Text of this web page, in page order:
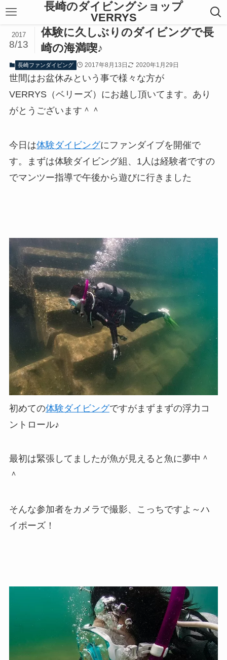
長崎のダイビングショップ
VERRYS
体験に久しぶりのダイビングで長
崎の海満喫♪
2017
8/13
長崎ファンダイビング 2017年8月13日 2020年1月29日
世間はお盆休みという事で様々な方が
VERRYS（ベリーズ）にお越し頂いてます。あり
がとうございます＾＾
今日は体験ダイビングにファンダイブを開催で
す。まずは体験ダイビング組、1人は経験者ですの
でマンツー指導で午後から遊びに行きました
初めての体験ダイビングですがまずまずの浮力コ
ントロール♪
最初は緊張してましたが魚が見えると魚に夢中＾
＾
そんな参加者をカメラで撮影、こっちですよ～ハ
イポーズ！